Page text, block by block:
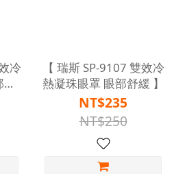
冷
【 瑞斯 SP-9107 雙效冷
熱凝珠眼罩 眼部舒緩 】
NT$235
NT$250